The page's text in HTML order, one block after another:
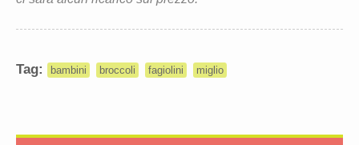
Tag: bambini broccoli fagiolini miglio